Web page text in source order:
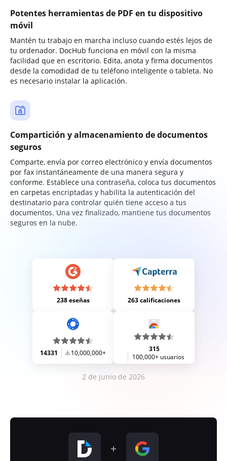
Potentes herramientas de PDF en tu dispositivo
móvil
Mantén tu trabajo en marcha incluso cuando estés lejos de
tu ordenador. DocHub funciona en móvil con la misma
facilidad que en escritorio. Edita, anota y firma documentos
desde la comodidad de tu teléfono inteligente o tableta. No
es necesario instalar la aplicación.
Compartición y almacenamiento de documentos
seguros
Comparte, envía por correo electrónico y envía documentos
por fax instantáneamente de una manera segura y
conforme. Establece una contraseña, coloca tus documentos
en carpetas encriptadas y habilita la autenticación del
destinatario para controlar quién tiene acceso a tus
documentos. Una vez finalizado, mantiene tus documentos
seguros en la nube.
238 eseñas 263 calificaciones
14331 10,000,000+
315
100,000+ usuarios
2 de junio de 2026